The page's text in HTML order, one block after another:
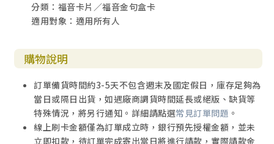
分類：福音卡片／福音金句盒卡
適用對象：適用所有人
購物說明
訂單備貨時間約3-5天不包含週末及國定假日，庫存足夠為
當日或隔日出貨，如遇廠商調貨時間延長或絕版、缺貨等
特殊情況，將另行通知。詳細請點選常見訂單問題 。
線上刷卡金額僅為訂單成立時，銀行預先授權金額，並未
立即扣款，待訂單完成寄出當日將進行請款，實際請款金